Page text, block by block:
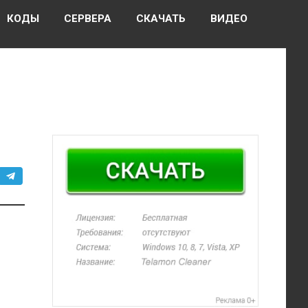
КОДЫ СЕРВЕРА СКАЧАТЬ ВИДЕО